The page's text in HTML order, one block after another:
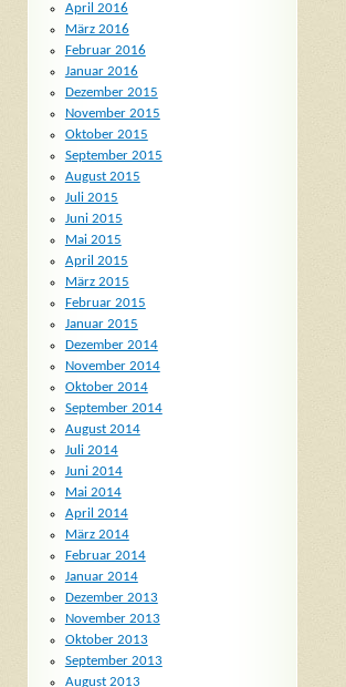
April 2016
März 2016
Februar 2016
Januar 2016
Dezember 2015
November 2015
Oktober 2015
September 2015
August 2015
Juli 2015
Juni 2015
Mai 2015
April 2015
März 2015
Februar 2015
Januar 2015
Dezember 2014
November 2014
Oktober 2014
September 2014
August 2014
Juli 2014
Juni 2014
Mai 2014
April 2014
März 2014
Februar 2014
Januar 2014
Dezember 2013
November 2013
Oktober 2013
September 2013
August 2013